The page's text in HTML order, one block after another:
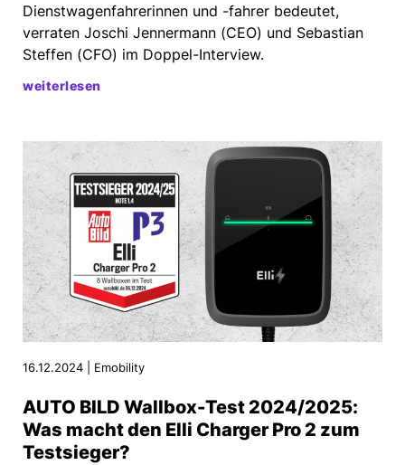
Dienstwagenfahrerinnen und -fahrer bedeutet,
verraten Joschi Jennermann (CEO) und Sebastian
Steffen (CFO) im Doppel-Interview.
weiterlesen
16.12.2024 | Emobility
AUTO BILD Wallbox-Test 2024/2025:
Was macht den Elli Charger Pro 2 zum
Testsieger?